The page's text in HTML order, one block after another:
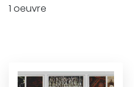
1 oeuvre